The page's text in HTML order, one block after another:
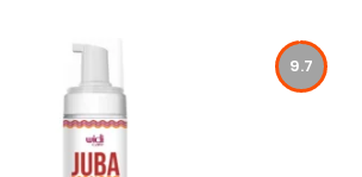
9.7